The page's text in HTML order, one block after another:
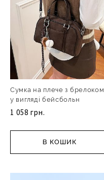
Сумка на плече з брелоком
у вигляді бейсбольн
1 058 грн.
В КОШИК